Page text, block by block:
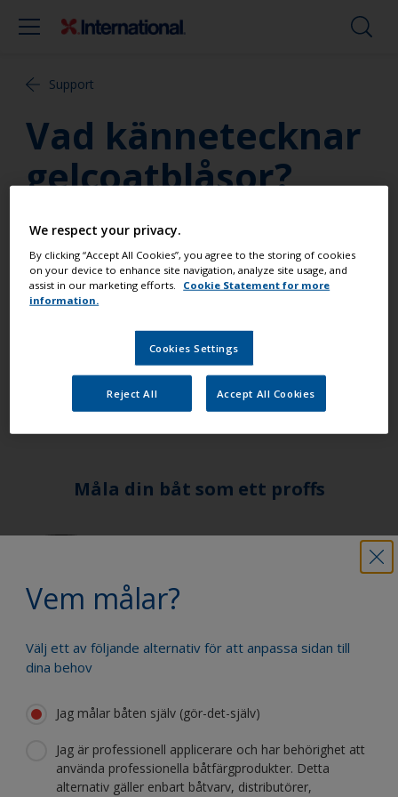
Support
Vad kännetecknar
gelcoatblåsor?
Blåsor är ofta den första varningssignalen.
Storleken på blåsorna kan variera från mycket små
till stora som en handflata. Om det finns vätska i
blåsorna kan detta vara tecken på problem. Om
vätskan luktar ättika eller vinäger och känns oljig
eller klibbig om man gnuggar den mellan fingrarna
så är det troligen fråga om plastpest. För att vara
helt säker bör man be en besiktningsman
inspektera skrovet.
Vem målar?
Välj ett av följande alternativ för att anpassa sidan till
dina behov
Jag målar båten själv (gör-det-själv)
Jag är professionell applicerare och har behörighet att
använda professionella båtfärgprodukter. Detta
alternativ gäller enbart båtvarv, distributörer,
Måla din båt som ett proffs
Få allt stöd du behöver för att måla din
Dra nytta av vår kontinuerliga
innovation och vetenskapliga expertis
We respect your privacy.
By clicking “Accept All Cookies”, you agree to the storing of cookies
on your device to enhance site navigation, analyze site usage, and
assist in our marketing efforts.
Cookie Statement for more
information.
Cookies Settings
Reject All Accept All Cookies